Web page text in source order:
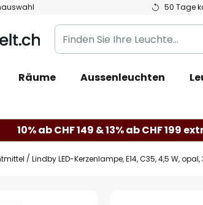
50 Tage
Finden
Sie
Leuchte...
Räume Aussenleuchten
10% ab CHF 149 & 13% ab CHF 199
Lindby LED-Kerzenlampe, E14, C35, 4,5 W, opal,